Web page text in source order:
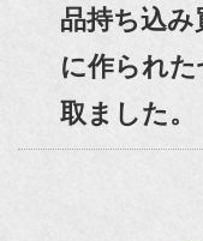
品持ち込み
に作られ
取ました。